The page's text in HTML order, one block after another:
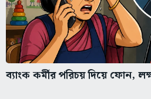
ব্যাংক কর্মীর পরিচয় দিয়ে ফোন,